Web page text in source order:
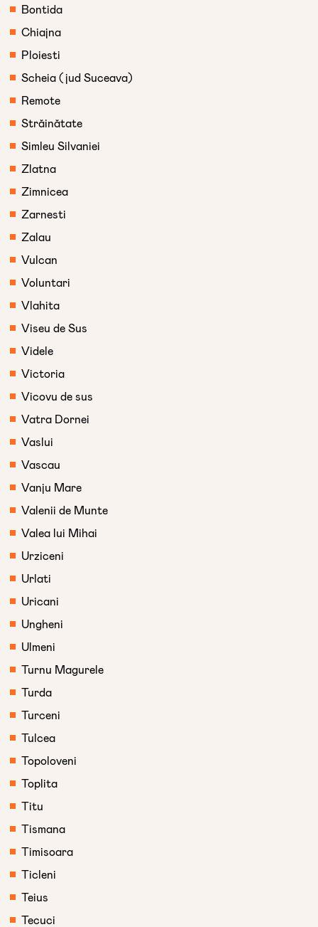
Bontida
Chiajna
Ploiesti
Scheia (jud Suceava)
Remote
Străinătate
Simleu Silvaniei
Zlatna
Zimnicea
Zarnesti
Zalau
Vulcan
Voluntari
Vlahita
Viseu de Sus
Videle
Victoria
Vicovu de sus
Vatra Dornei
Vaslui
Vascau
Vanju Mare
Valenii de Munte
Valea lui Mihai
Urziceni
Urlati
Uricani
Ungheni
Ulmeni
Turnu Magurele
Turda
Turceni
Tulcea
Topoloveni
Toplita
Titu
Tismana
Timisoara
Ticleni
Teius
Tecuci